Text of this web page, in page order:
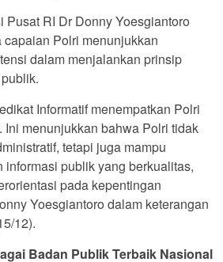
Pusat RI Dr Donny Yoesgiantoro
Polri menunjukkan
dalam menjalankan prinsip
Informatif menempatkan Polri
Ini menunjukkan bahwa Polri tidak
tetapi juga mampu
informasi publik yang berkualitas,
pada kepentingan
Yoesgiantoro dalam keterangan
12).
Badan Publik Terbaik Nasional